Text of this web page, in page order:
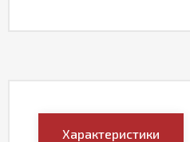
Характеристики